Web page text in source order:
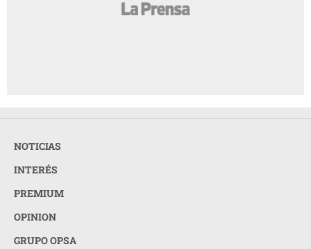
NOTICIAS
INTERÉS
PREMIUM
OPINION
GRUPO OPSA